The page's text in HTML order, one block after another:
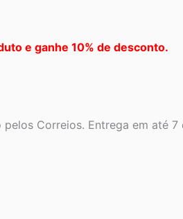
e ganhe 10% de desconto.
pelos Correios. Entrega em até 7